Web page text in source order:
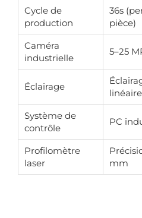
Cycle de
production
36s
pièce)
Caméra
industrielle
5–25
Éclairage
Système de
contrôle
PC
Profilomètre
laser
mm